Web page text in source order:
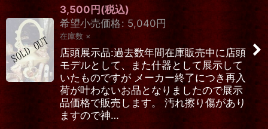
3,500 円 (税込)
希望小売価格: 5,040 円
在庫数 ×
店頭展示品:過去数年間在庫販売中に店頭
モデルとして、また什器として展示して
いたものですが メーカー終了につき再入
荷が叶わないお品となりましたので展示
品価格で販売します。 汚れ擦り傷があり
ますので神…